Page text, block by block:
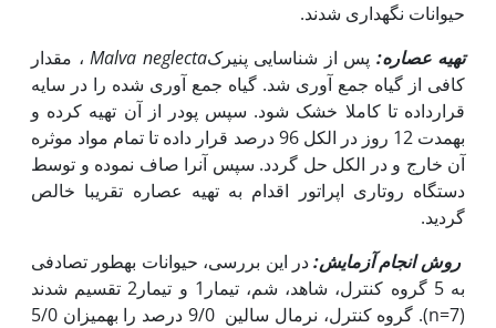
حیوانات نگه‏داری شدند.
تهیه عصاره: پس از شناسایی پنیرکMalva neglecta ، مقدار
کافی از گیاه جمع آوری شد. گیاه جمع آوری شده را در سایه
قرارداده تا کاملا خشک شود. سپس پودر از آن تهیه کرده و
به‏مدت 12 روز در الکل 96 درصد قرار داده تا تمام مواد موثره
آن خارج و در الکل حل گردد. سپس آن‏را صاف نموده و توسط
دستگاه روتاری اپراتور اقدام به تهیه عصاره تقریبا خالص
گردید.
روش انجام آزمایش:در این بررسی، حیوانات به‏طور تصادفی
به 5 گروه کنترل، شاهد، شم، تیمار1 و تیمار2 تقسیم شدند
(7=n). گروه کنترل، نرمال سالین 9/0 درصد را به‏میزان 5/0